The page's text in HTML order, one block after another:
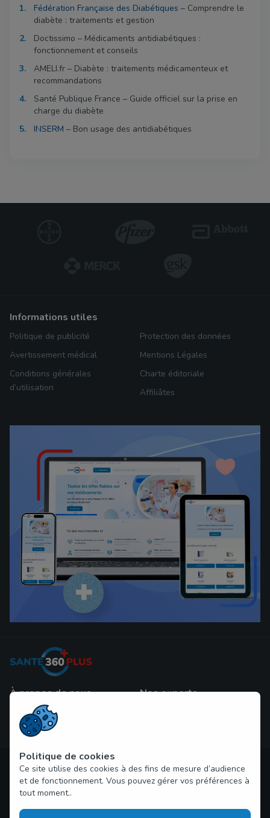
Fédération Française des Diabétiques – Comprendre le
diabète : traitements et gestion
Doctissimo – Médicaments antidiabétiques :
fonctionnement et conseils
AMELI.fr – Diabète : traitements médicamenteux et
recommandations
Santé Publique France – Guide officiel sur la prise en
charge du diabète
INSERM – Bon usage des antidiabétiques
informations utiles
Politique de publicité
Avertissement médical
Conditions générales
d’utilisation
Protection des données
Mentions Légales
Charte éditoriale
Affiliâtes
À propos de nous
Questions et réponses
Contactez-nous
Nos experts
Droit d'auteur © 2026 sante360plus.com Tous droits réservés
Politique de cookies
Ce site utilise des cookies à des fins de mesure d’audience
et de fonctionnement. Vous pouvez gérer vos préférences à
tout moment..